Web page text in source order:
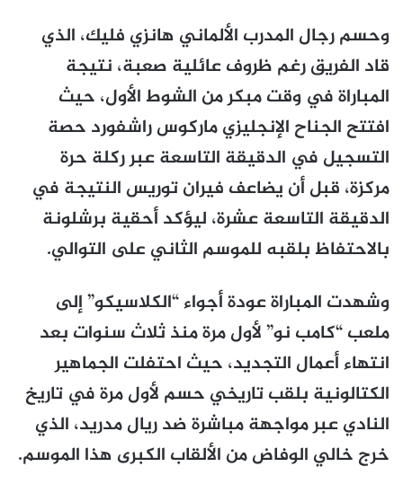
وحسم رجال المدرب الألماني هانزي فليك، الذي
قاد الفريق رغم ظروف عائلية صعبة، نتيجة
المباراة في وقت مبكر من الشوط الأول، حيث
افتتح الجناح الإنجليزي ماركوس راشفورد حصة
التسجيل في الدقيقة التاسعة عبر ركلة حرة
مركزة، قبل أن يضاعف فيران توريس النتيجة في
الدقيقة التاسعة عشرة، ليؤكد أحقية برشلونة
بالاحتفاظ بلقبه للموسم الثاني على التوالي.
وشهدت المباراة عودة أجواء “الكلاسيكو” إلى
ملعب “كامب نو” لأول مرة منذ ثلاث سنوات بعد
انتهاء أعمال التجديد، حيث احتفلت الجماهير
الكتالونية بلقب تاريخي حسم لأول مرة في تاريخ
النادي عبر مواجهة مباشرة ضد ريال مدريد، الذي
خرج خالي الوفاض من الألقاب الكبرى هذا الموسم.